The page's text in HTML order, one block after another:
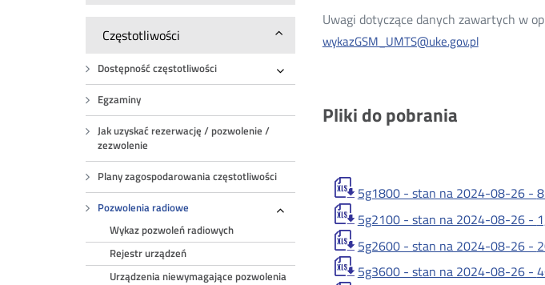
Częstotliwości
Dostępność częstotliwości
Rozwiń
Egzaminy
Jak uzyskać rezerwację / pozwolenie /
zezwolenie
Plany zagospodarowania częstotliwości
Pozwolenia radiowe
Wykaz pozwoleń radiowych
Rejestr urządzeń
Urządzenia niewymagające pozwolenia
Uwagi dotyczące danych zawartych w
wykazGSM_UMTS@uke.gov.pl
Pliki do pobrania
5g1800 - stan na 2024-08-26 -
5g2100 - stan na 2024-08-26 -
5g2600 - stan na 2024-08-26 -
5g3600 - stan na 2024-08-26 -